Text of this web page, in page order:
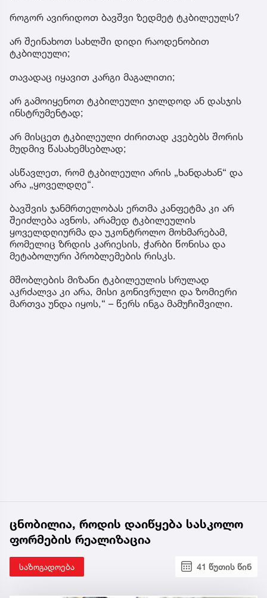
როგორ ავირიდოთ ბავშვი ზედმეტ ტკბილეულს?
არ შეინახოთ სახლში დიდი რაოდენობით
ტკბილეული;
თავადაც იყავით კარგი მაგალითი;
არ გამოიყენოთ ტკბილეული ჯილდოდ ან დასჯის
ინსტრუმენტად;
არ მისცეთ ტკბილეული ძირითად კვებებს შორის
მუდმივ წასახემსებლად;
ასწავლეთ, რომ ტკბილეული არის „ხანდახან“ და
არა „ყოველდღე“.
ბავშვის ჯანმრთელობას ერთმა კანფეტმა კი არ
შეიძლება ავნოს, არამედ ტკბილეულის
ყოველდღიურმა და უკონტროლო მოხმარებამ,
რომელიც ზრდის კარიესის, ჭარბი წონისა და
მეტაბოლური პრობლემების რისკს.
მშობლების მიზანი ტკბილეულის სრულად
აკრძალვა კი არა, მისი გონივრული და ზომიერი
მართვა უნდა იყოს,“ – წერს ინგა მამუჩიშვილი.
ცნობილია, როდის დაიწყება სასკოლო
ფორმების რეალიზაცია
საზოგადოება 41 წუთის წინ